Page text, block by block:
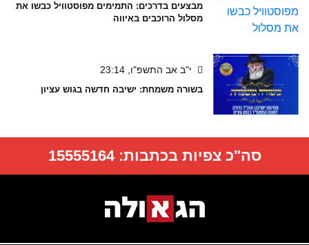
מבצעים בדרכים: התמימים מפוסטוויל כבשו את
מסלול הרוכבים באיווה
י"ב אב התשפ"ו, 23:14
בשורה משמחת: ישיבה חדשה בגוש עציון
סה"כ צפיות בכתבות:15555164